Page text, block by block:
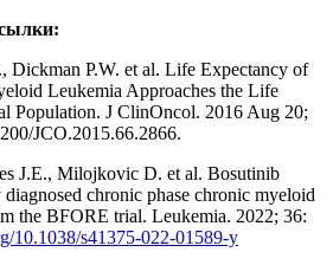
P.W. et al. Life Expectancy of
Leukemia Approaches the Life
Population. J ClinOncol. 2016 Aug 20;
JCO.2015.66.2866.
J.E., Milojkovic D. et al. Bosutinib
chronic phase chronic myeloid
the BFORE trial. Leukemia. 2022; 36:
10.1038/s41375-022-01589-y